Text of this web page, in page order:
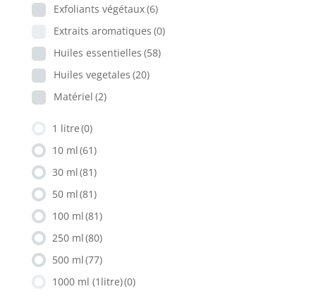
Exfoliants végétaux(6)
Extraits aromatiques (0)
Huiles essentielles (58)
Huiles vegetales (20)
Matériel (2)
1 litre(0)
10 ml(61)
30 ml(81)
50 ml(81)
100 ml(81)
250 ml(80)
500 ml(77)
1000 ml (1litre)(0)